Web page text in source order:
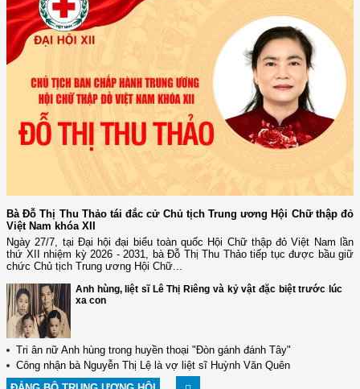
Bà Đỗ Thị Thu Thảo tái đắc cử Chủ tịch Trung ương Hội Chữ thập đỏ
Việt Nam khóa XII
Ngày 27/7, tại Đại hội đại biểu toàn quốc Hội Chữ thập đỏ Việt Nam lần
thứ XII nhiệm kỳ 2026 - 2031, bà Đỗ Thị Thu Thảo tiếp tục được bầu giữ
chức Chủ tịch Trung ương Hội Chữ...
Anh hùng, liệt sĩ Lê Thị Riêng và kỷ vật đặc biệt trước lúc
xa con
Tri ân nữ Anh hùng trong huyền thoại "Đòn gánh đánh Tây"
Công nhận bà Nguyễn Thị Lệ là vợ liệt sĩ Huỳnh Văn Quên